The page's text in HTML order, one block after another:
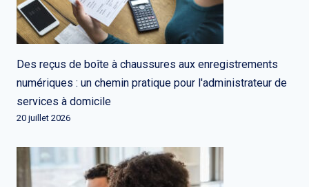
Des reçus de boîte à chaussures aux enregistrements
numériques : un chemin pratique pour l'administrateur de
services à domicile
20 juillet 2026